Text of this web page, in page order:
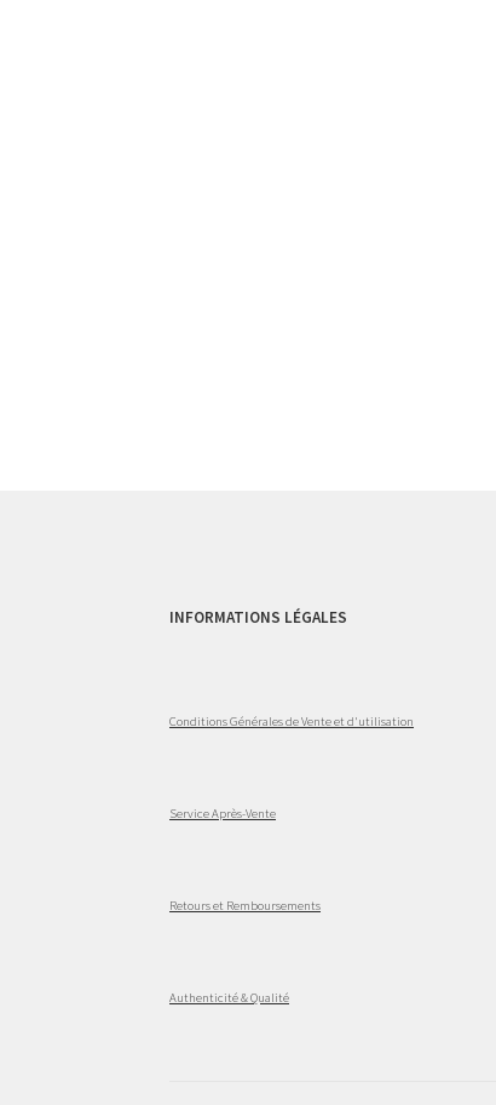
INFORMATIONS LÉGALES
Conditions Générales de Vente et d'utilisation
Service Après-Vente
Retours et Remboursements
Authenticité & Qualité